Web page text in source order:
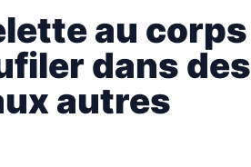
au corps
dans des
autres